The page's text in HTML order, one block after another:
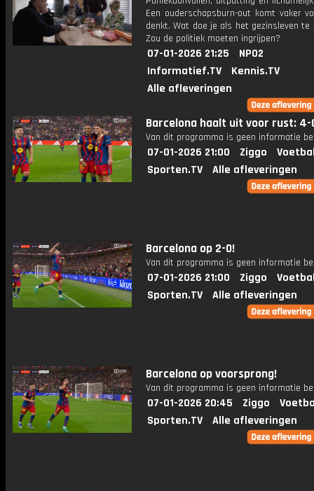
Een ouderschapsburn-out komt vaker
denkt. Wat doe je als het gezinsleven te
Zou de politiek moeten ingrijpen?
07-01-2026 21:25
NPO2
Informatief.TV
Kennis.TV
Alle afleveringen
Barcelona haalt uit voor rust: 4-
Van dit programma is geen informatie
07-01-2026 21:00 Ziggo
Sporten.TV
Alle afleveringen
Barcelona op 2-0!
Van dit programma is geen informatie
07-01-2026 21:00 Ziggo
Sporten.TV
Alle afleveringen
Barcelona op voorsprong!
Van dit programma is geen informatie
07-01-2026 20:45 Ziggo
Sporten.TV
Alle afleveringen